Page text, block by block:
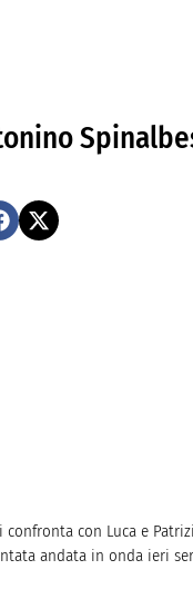
con Luca e
andata in onda ieri